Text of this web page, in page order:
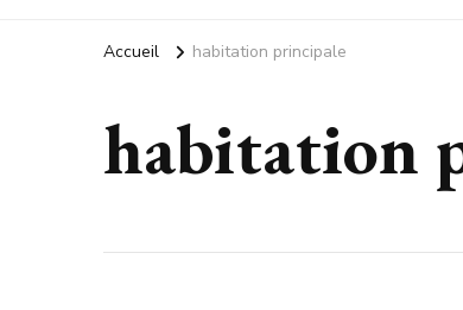
Accueil habitation principale
habitation